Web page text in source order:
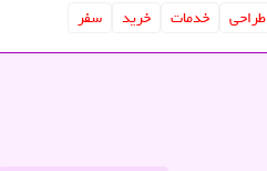
طراحی
خدمات خرید سفر